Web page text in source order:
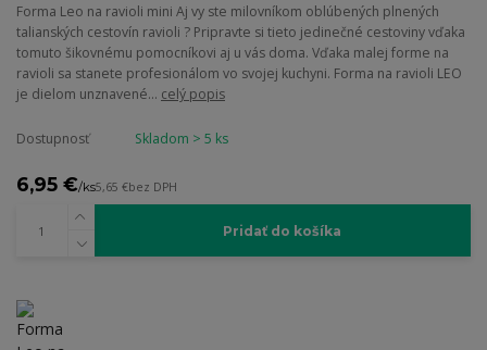
Forma Leo na ravioli mini Aj vy ste milovníkom oblúbených plnených
talianských cestovín ravioli ? Pripravte si tieto jedinečné cestoviny vďaka
tomuto šikovnému pomocníkovi aj u vás doma. Vďaka malej forme na
ravioli sa stanete profesionálom vo svojej kuchyni. Forma na ravioli LEO
je dielom unznavené... celý popis
Dostupnosť Skladom > 5 ks
6,95 €/ks5,65 €bez DPH
Pridať do košíka